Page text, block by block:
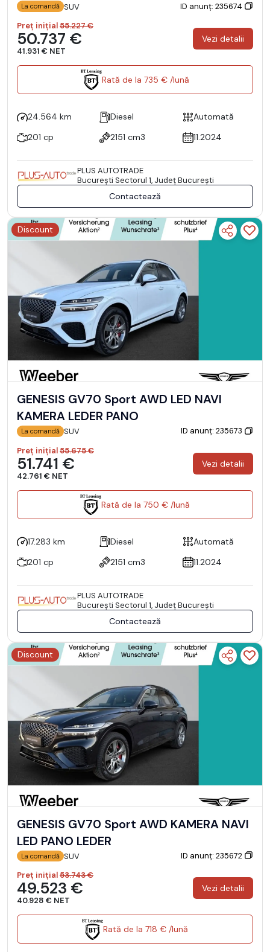
La comandă SUV
ID anunț: 235674
Preț inițial55.227 €
50.737 €
41.931 € NET
Vezi detalii
Rată de la 735 € /lună
24.564 km Diesel
Automată
201 cp
2151 cm3 11.2024
PLUS AUTOTRADE
Bucureşti Sectorul 1, Județ București
Contactează
Discount
GENESIS GV70 Sport AWD LED NAVI
KAMERA LEDER PANO
La comandă SUV
ID anunț: 235673
Preț inițial55.675 €
51.741 €
42.761 € NET
Vezi detalii
Rată de la 750 € /lună
17.283 km Diesel
Automată
201 cp
2151 cm3 11.2024
PLUS AUTOTRADE
Bucureşti Sectorul 1, Județ București
Contactează
Discount
GENESIS GV70 Sport AWD KAMERA NAVI
LED PANO LEDER
La comandă SUV
ID anunț: 235672
Preț inițial53.743 €
49.523 €
40.928 € NET
Vezi detalii
Rată de la 718 € /lună